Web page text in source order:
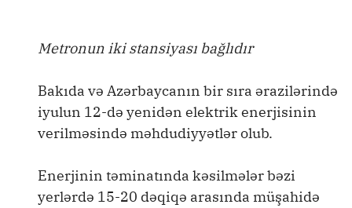
Metronun iki stansiyası bağlıdır
Bakıda və Azərbaycanın bir sıra ərazilərində
iyulun 12-də yenidən elektrik enerjisinin
verilməsində məhdudiyyətlər olub.
Enerjinin təminatında kəsilmələr bəzi
yerlərdə 15-20 dəqiqə arasında müşahidə